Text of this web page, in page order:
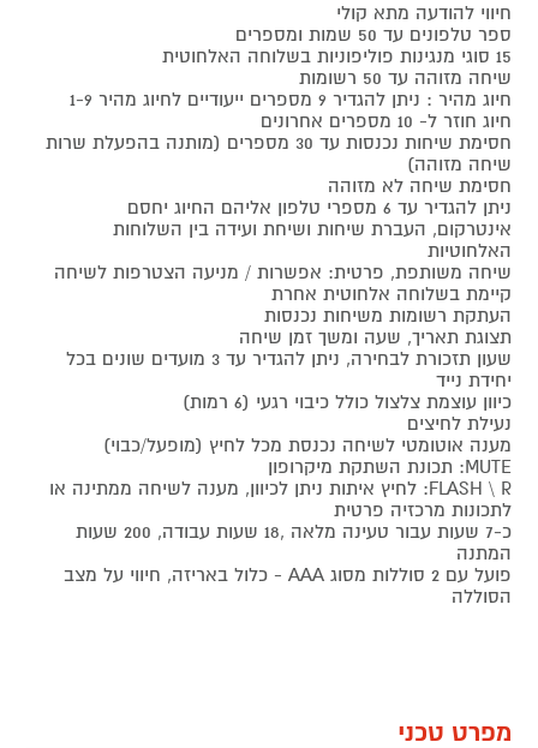
חיווי להודעה מתא קולי
ספר טלפונים עד 50 שמות ומספרים
15 סוגי מנגינות פוליפוניות בשלוחה האלחוטית
שיחה מזוהה עד 50 רשומות
חיוג מהיר : ניתן להגדיר 9 מספרים ייעודיים לחיוג מהיר 1-9
חיוג חוזר ל- 10 מספרים אחרונים
חסימת שיחות נכנסות עד 30 מספרים (מותנה בהפעלת שרות
שיחה מזוהה)
חסימת שיחה לא מזוהה
ניתן להגדיר עד 6 מספרי טלפון אליהם החיוג יחסם
אינטרקום, העברת שיחות ושיחת ועידה בין השלוחות
האלחוטיות
שיחה משותפת, פרטית: אפשרות / מניעה הצטרפות לשיחה
קיימת בשלוחה אלחוטית אחרת
העתקת רשומות משיחות נכנסות
תצוגת תאריך, שעה ומשך זמן שיחה
שעון תזכורת לבחירה, ניתן להגדיר עד 3 מועדים שונים בכל
יחידת נייד
כיוון עוצמת צלצול כולל כיבוי רגעי (6 רמות)
נעילת לחיצים
מענה אוטומטי לשיחה נכנסת מכל לחיץ (מופעל/כבוי)
MUTE: תכונת השתקת מיקרופון
FLASH \ R: לחיץ איתות ניתן לכיוון, מענה לשיחה ממתינה או
לתכונות מרכזיה פרטית
כ-7 שעות עבור טעינה מלאה ,18 שעות עבודה, 200 שעות
המתנה
פועל עם 2 סוללות מסוג AAA - כלול באריזה, חיווי על מצב
הסוללה
מפרט טכני